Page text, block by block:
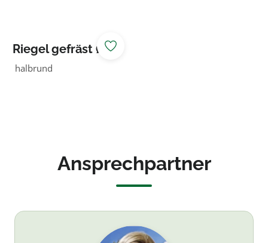
Riegel gefräst Ø
80 NADELHOLZ
halbrund
Ansprechpartner